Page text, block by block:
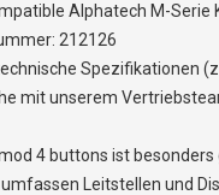
Alphatech M-
212126
Spezifikationen
mit unserem
4 buttons ist
Leitstellen und